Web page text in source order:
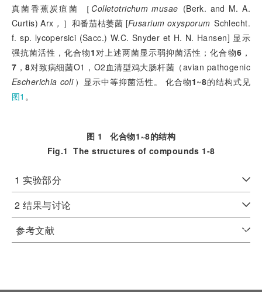
真菌香蕉炭疽菌 ［ Colletotrichum musae (Berk. and M. A.
Curtis) Arx ， ］和番茄枯萎菌 [Fusarium oxysporum Schlecht.
f. sp. lycopersici (Sacc.) W.C. Snyder et H. N. Hansen] 显示
强抗菌活性，化合物1 对上述两菌显示弱抑菌活性；化合物6，
7 ，8对致病细菌O1，O2血清型鸡大肠杆菌（avian pathogenic
Escherichia coli ）显示中等抑菌活性。 化合物1~8的结构式见
图1 。
图 1 化合物1~8的结构
Fig.1 The structures of compounds 1-8
1 实验部分
2 结果与讨论
参考文献